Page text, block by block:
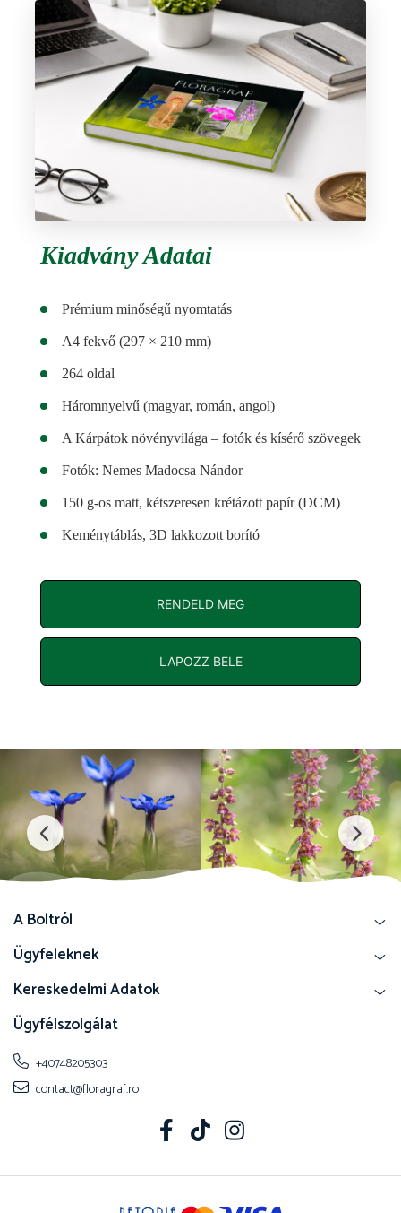
Kiadvány Adatai
Prémium minőségű nyomtatás
A4 fekvő (297 × 210 mm)
264 oldal
Háromnyelvű (magyar, román, angol)
A Kárpátok növényvilága – fotók és kísérő szövegek
Fotók: Nemes Madocsa Nándor
150 g-os matt, kétszeresen krétázott papír (DCM)
Keménytáblás, 3D lakkozott borító
RENDELD MEG
LAPOZZ BELE
A Boltról
Ügyfeleknek
Kereskedelmi Adatok
Ügyfélszolgálat
+40748205303
contact@floragraf.ro